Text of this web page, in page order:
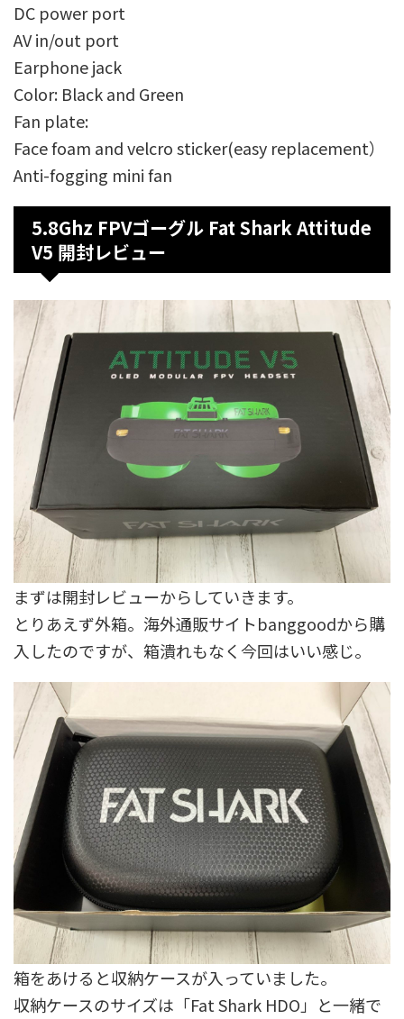
DC power port
AV in/out port
Earphone jack
Color: Black and Green
Fan plate:
Face foam and velcro sticker(easy replacement）
Anti-fogging mini fan
5.8Ghz FPVゴーグル Fat Shark Attitude
V5 開封レビュー
まずは開封レビューからしていきます。
とりあえず外箱。海外通販サイトbanggoodから購
入したのですが、箱潰れもなく今回はいい感じ。
箱をあけると収納ケースが入っていました。
収納ケースのサイズは「Fat Shark HDO」と一緒で